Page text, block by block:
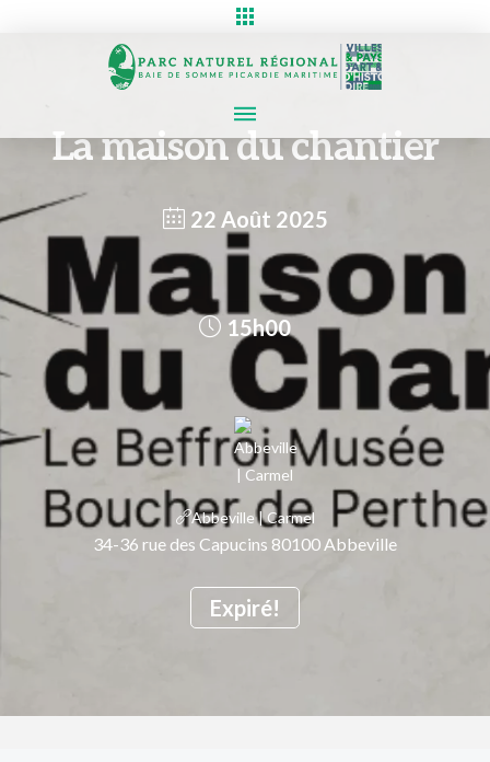
La maison du chantier
22 Août 2025
Expiré!
15h00
Abbeville | Carmel
34-36 rue des Capucins 80100 Abbeville